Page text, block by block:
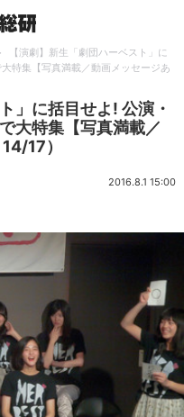
【演劇】新生「劇団ハーベスト」に
特集【写真満載／動画メッセージあ
」に括目せよ! 公演・
大特集【写真満載／
17）
2016.8.1 15:00